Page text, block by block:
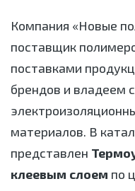
Компания «Новые
поставщик
поставками
брендов и владеем
материалов. В
представлен
клеевым слоем по